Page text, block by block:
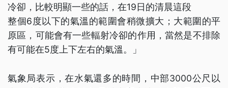
冷卻，比較明顯一些的話，在19日的清晨這段
整個6度以下的氣溫的範圍會稍微擴大；大範圍的平
原區，可能會有一些輻射冷卻的作用，當然是不排除
有可能在5度上下左右的氣溫。」
氣象局表示，在水氣還多的時間，中部3000公尺以